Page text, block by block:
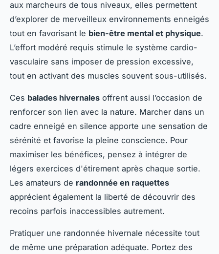
aux marcheurs de tous niveaux, elles permettent
d’explorer de merveilleux environnements enneigés
tout en favorisant le bien-être mental et physique.
L’effort modéré requis stimule le système cardio-
vasculaire sans imposer de pression excessive,
tout en activant des muscles souvent sous-utilisés.
Ces balades hivernales offrent aussi l’occasion de
renforcer son lien avec la nature. Marcher dans un
cadre enneigé en silence apporte une sensation de
sérénité et favorise la pleine conscience. Pour
maximiser les bénéfices, pensez à intégrer de
légers exercices d'étirement après chaque sortie.
Les amateurs de randonnée en raquettes
apprécient également la liberté de découvrir des
recoins parfois inaccessibles autrement.
Pratiquer une randonnée hivernale nécessite tout
de même une préparation adéquate. Portez des